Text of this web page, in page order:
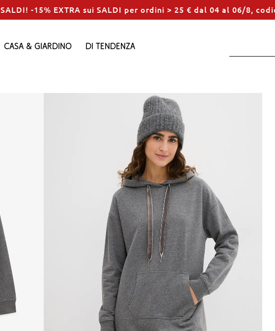
SALDI! -15% EXTRA sui SALDI per ordini > 25 € dal 04 al 06/8,
Casa & Giardino Di tendenza